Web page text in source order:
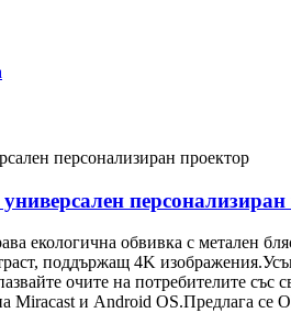
персонализиран
екологична обвивка с метален
поддържащ 4K
очите на потребителите
Miracast и Android OS.Предлага се